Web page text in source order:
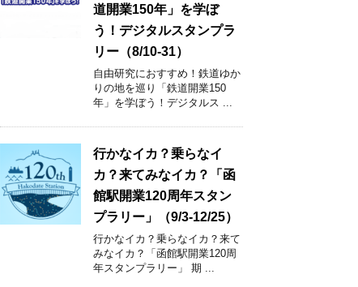
道開業150年」を学ぼ
う！デジタルスタンプラ
リー（8/10-31）
自由研究におすすめ！鉄道ゆか
りの地を巡り「鉄道開業150
年」を学ぼう！デジタルス ...
行かなイカ？乗らなイ
カ？来てみなイカ？「函
館駅開業120周年スタン
プラリー」（9/3-12/25）
行かなイカ？乗らなイカ？来て
みなイカ？「函館駅開業120周
年スタンプラリー」 期 ...